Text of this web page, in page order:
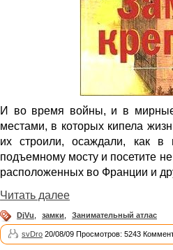
И во время войны, и в мирные
местами, в которых кипела
их строили, осаждали, как в
подъемному мосту и посетите
расположенных во Франции и
Читать далее
DjVu замки Занимательный атлас
svDro 20/08/09 Просмотров: 5243